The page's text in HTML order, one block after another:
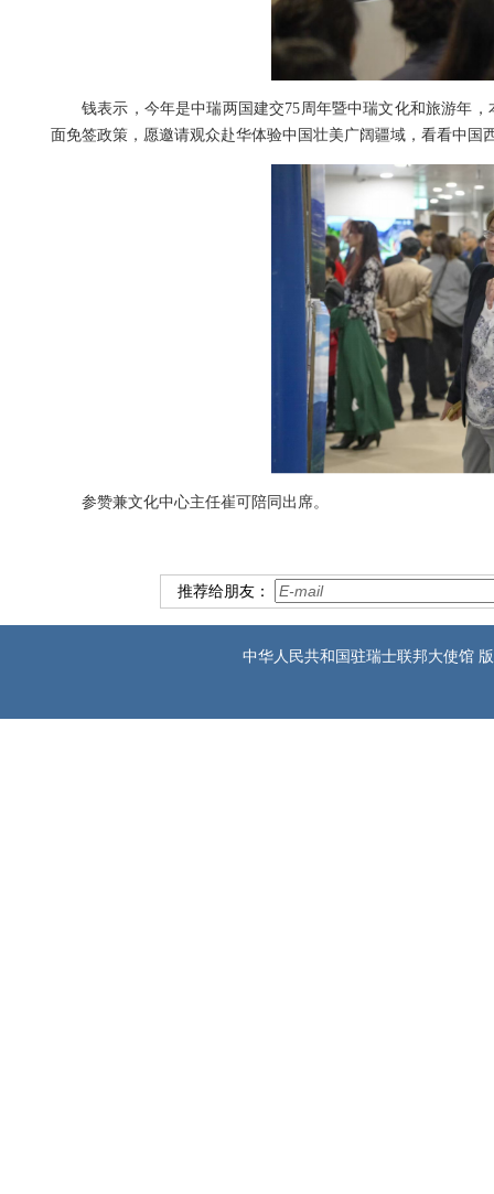
钱表示，今年是中瑞两国建交75周年暨中瑞文化和旅游年
面免签政策，愿邀请观众赴华体验中国壮美广阔疆域，看看中国
参赞兼文化中心主任崔可陪同出席。
推荐给朋友：
中华人民共和国驻瑞士联邦大使馆